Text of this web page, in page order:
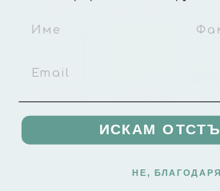
ИСКАМ
НЕ,